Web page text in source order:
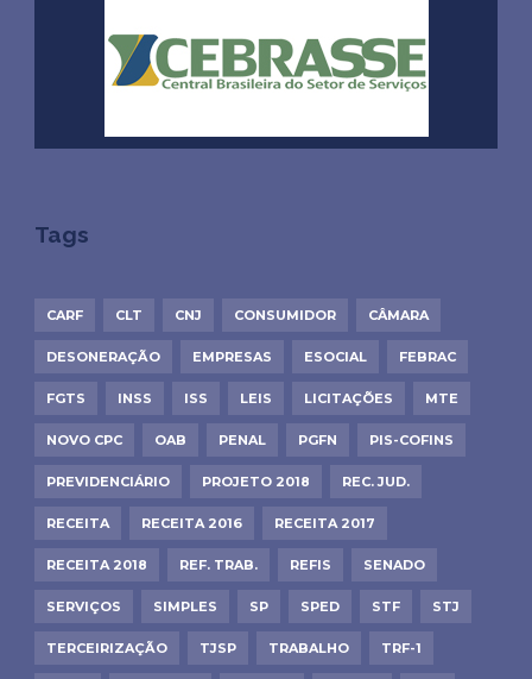
Tags
CARF CLT CNJ CONSUMIDOR CÂMARA
DESONERAÇÃO EMPRESAS ESOCIAL FEBRAC
FGTS INSS ISS LEIS LICITAÇÕES MTE
NOVO CPC OAB PENAL PGFN PIS-COFINS
PREVIDENCIÁRIO PROJETO 2018 REC. JUD.
RECEITA RECEITA 2016 RECEITA 2017
RECEITA 2018 REF. TRAB. REFIS SENADO
SERVIÇOS SIMPLES SP SPED STF STJ
TERCEIRIZAÇÃO TJSP TRABALHO TRF-1